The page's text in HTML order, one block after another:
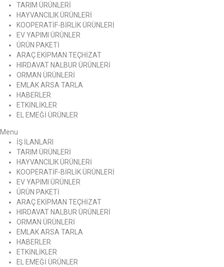
TARIM ÜRÜNLERİ
HAYVANCILIK ÜRÜNLERİ
KOOPERATİF-BİRLİK ÜRÜNLERİ
EV YAPIMI ÜRÜNLER
ÜRÜN PAKETİ
ARAÇ EKİPMAN TEÇHİZAT
HIRDAVAT NALBUR ÜRÜNLERİ
ORMAN ÜRÜNLERİ
EMLAK ARSA TARLA
HABERLER
ETKİNLİKLER
EL EMEĞİ ÜRÜNLER
Menu
İŞ İLANLARI
TARIM ÜRÜNLERİ
HAYVANCILIK ÜRÜNLERİ
KOOPERATİF-BİRLİK ÜRÜNLERİ
EV YAPIMI ÜRÜNLER
ÜRÜN PAKETİ
ARAÇ EKİPMAN TEÇHİZAT
HIRDAVAT NALBUR ÜRÜNLERİ
ORMAN ÜRÜNLERİ
EMLAK ARSA TARLA
HABERLER
ETKİNLİKLER
EL EMEĞİ ÜRÜNLER